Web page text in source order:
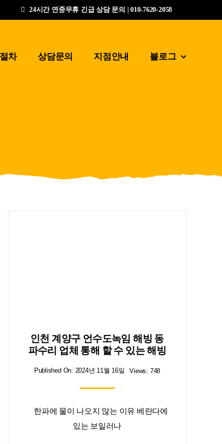
24시간 연중무휴 긴급 상담 문의 | 010-7620-2058
차 상담문의 지점안내 블로그
인천 계양구 언수도녹임 해빙 동
파수리 업체 통해 할 수 있는 해빙
Published On: 2024년 11월 16일 Views: 748
한파에 물이 나오지 않는 이유 베란다에
있는 보일러나